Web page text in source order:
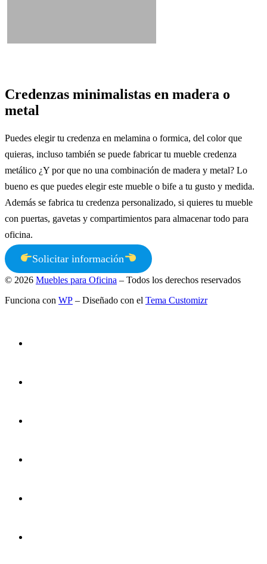
Credenzas minimalistas en madera o
metal
Puedes elegir tu credenza en melamina o formica, del color que
quieras, incluso también se puede fabricar tu mueble credenza
metálico ¿Y por que no una combinación de madera y metal? Lo
bueno es que puedes elegir este mueble o bife a tu gusto y medida.
Además se fabrica tu credenza personalizado, si quieres tu mueble
con puertas, gavetas y compartimientos para almacenar todo para
oficina.
Solicitar información
© 2026 Muebles para Oficina – Todos los derechos reservados
Funciona con WP – Diseñado con el Tema Customizr